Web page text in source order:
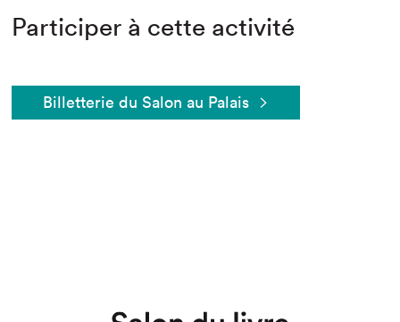
Participer à cette activité
Billetterie du Salon au Palais